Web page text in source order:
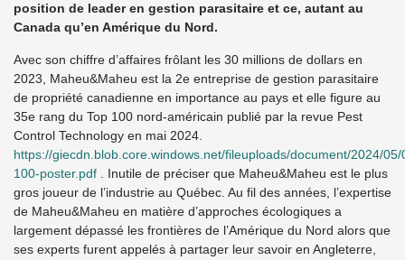
position de leader en gestion parasitaire et ce, autant au
Canada qu’en Amérique du Nord.
Avec son chiffre d’affaires frôlant les 30 millions de dollars en
2023, Maheu&Maheu est la 2e entreprise de gestion parasitaire
de propriété canadienne en importance au pays et elle figure au
35e rang du Top 100 nord-américain publié par la revue Pest
Control Technology en mai 2024.
https://giecdn.blob.core.windows.net/fileuploads/document/2024/05/
100-poster.pdf . Inutile de préciser que Maheu&Maheu est le plus
gros joueur de l’industrie au Québec. Au fil des années, l’expertise
de Maheu&Maheu en matière d’approches écologiques a
largement dépassé les frontières de l’Amérique du Nord alors que
ses experts furent appelés à partager leur savoir en Angleterre,